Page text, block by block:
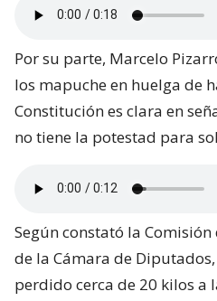
Por su parte, Marcelo
los mapuche en huelga de
Constitución es clara en
no tiene la potestad para
Según constató la
de la Cámara de
perdido cerca de 20 kilos a